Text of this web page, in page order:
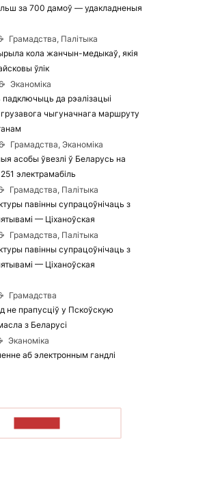
за 700 дамоў — удакладненыя
Грамадства, Палітыка
кола жанчын-медыкаў, якія
ўлік
Эканоміка
да рэалізацыі
чыгуначнага маршруту
Грамадства, Эканоміка
асобы ўвезлі ў Беларусь на
электрамабіль
Грамадства, Палітыка
павінны супрацоўнічаць з
— Ціханоўская
Грамадства, Палітыка
павінны супрацоўнічаць з
— Ціханоўская
Грамадства
не прапусціў у Пскоўскую
з Беларусі
Эканоміка
аб электронным гандлі